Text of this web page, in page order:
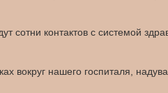
сотни контактов с системой
вокруг нашего госпиталя,